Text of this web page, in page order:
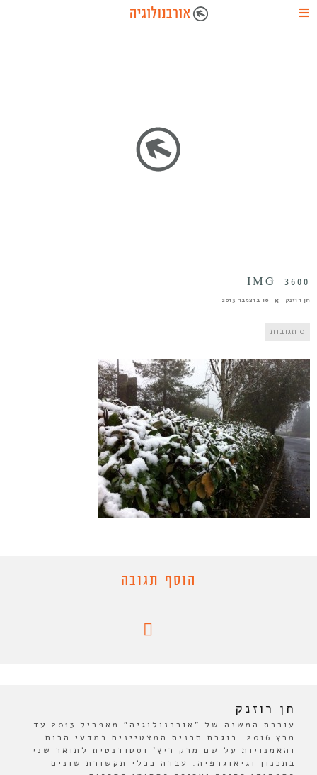
IMG_3600
חן רוזנק 16 בדצמבר 2013
0 תגובות
הוסף תגובה
חן רוזנק
עורכת המשנה של "אורבנולוגיה" מאפריל 2013 עד
מרץ 2016. בוגרת תכנית המצטיינים במדעי הרוח
והאמנויות על שם מרק ריץ' וסטודנטית לתואר שני
בתכנון וגיאוגרפיה. עבדה בכלי תקשורת שונים